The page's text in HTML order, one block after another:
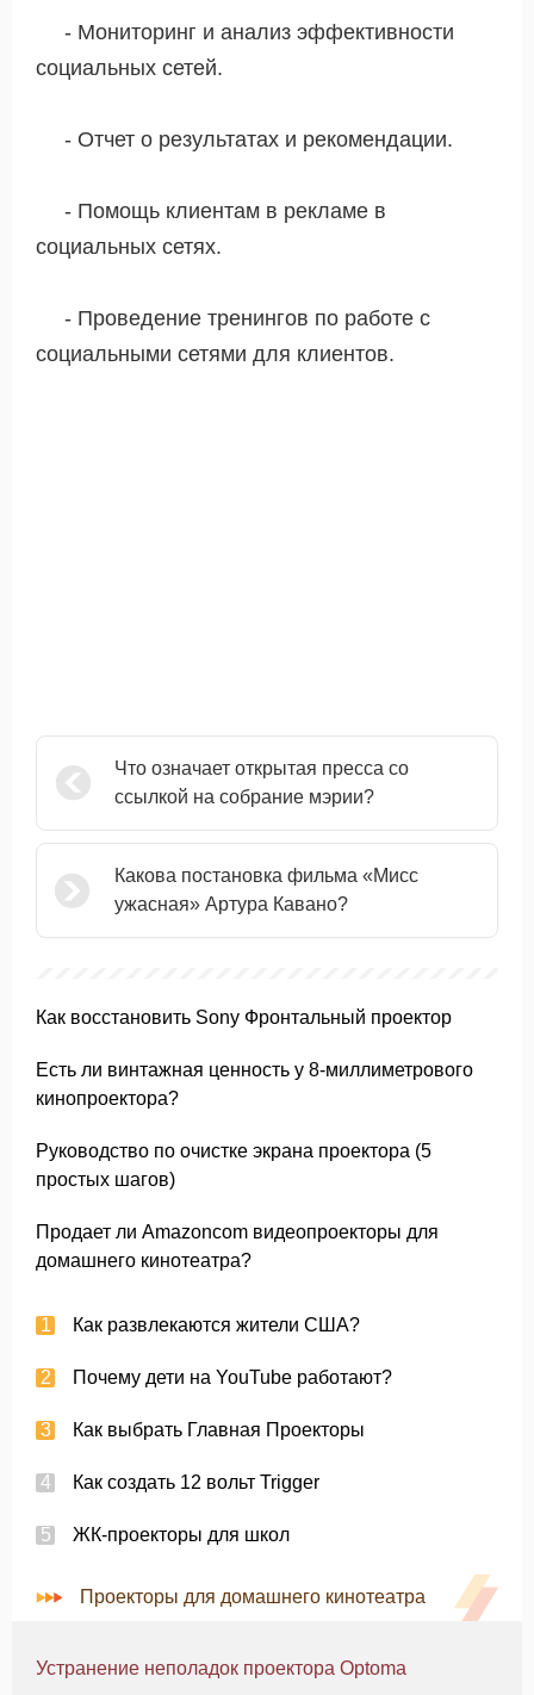
- Мониторинг и анализ эффективности
социальных сетей.
- Отчет о результатах и ​​рекомендации.
- Помощь клиентам в рекламе в
социальных сетях.
- Проведение тренингов по работе с
социальными сетями для клиентов.
Что означает открытая пресса со
ссылкой на собрание мэрии?
Какова постановка фильма «Мисс
ужасная» Артура Кавано?
Как восстановить Sony Фронтальный проектор
Есть ли винтажная ценность у 8-миллиметрового
кинопроектора?
Руководство по очистке экрана проектора (5
простых шагов)
Продает ли Amazoncom видеопроекторы для
домашнего кинотеатра?
Как развлекаются жители США?
Почему дети на YouTube работают?
Как выбрать Главная Проекторы
Как создать 12 вольт Trigger
ЖК-проекторы для школ
Проекторы для домашнего кинотеатра
Устранение неполадок проектора Optoma